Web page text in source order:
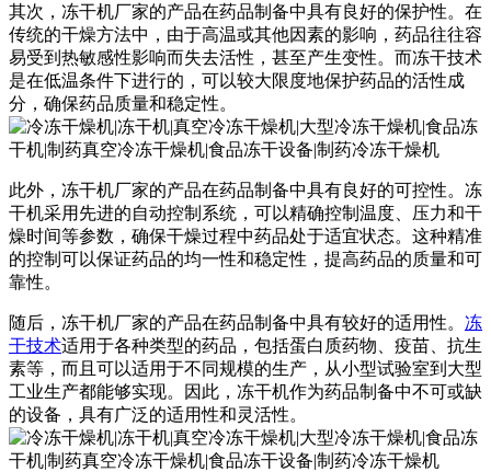
其次，冻干机厂家的产品在药品制备中具有良好的保护性。在
传统的干燥方法中，由于高温或其他因素的影响，药品往往容
易受到热敏感性影响而失去活性，甚至产生变性。而冻干技术
是在低温条件下进行的，可以较大限度地保护药品的活性成
分，确保药品质量和稳定性。
此外，冻干机厂家的产品在药品制备中具有良好的可控性。冻
干机采用先进的自动控制系统，可以精确控制温度、压力和干
燥时间等参数，确保干燥过程中药品处于适宜状态。这种精准
的控制可以保证药品的均一性和稳定性，提高药品的质量和可
靠性。
随后，冻干机厂家的产品在药品制备中具有较好的适用性。 冻
干技术适用于各种类型的药品，包括蛋白质药物、疫苗、抗生
素等，而且可以适用于不同规模的生产，从小型试验室到大型
工业生产都能够实现。因此，冻干机作为药品制备中不可或缺
的设备，具有广泛的适用性和灵活性。